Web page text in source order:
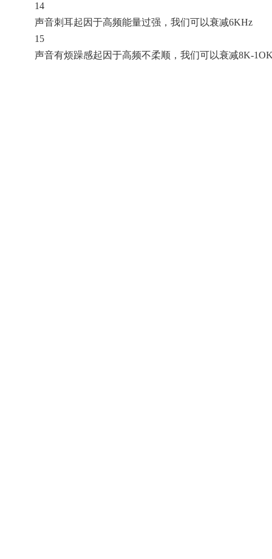
14
声音刺耳起因于高频能量过强，我们可以衰减6KHz
15
声音有烦躁感起因于高频不柔顺，我们可以衰减8K-